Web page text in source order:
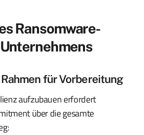
Ransomware-
für Vorbereitung
aufzubauen erfordert
über die gesamte